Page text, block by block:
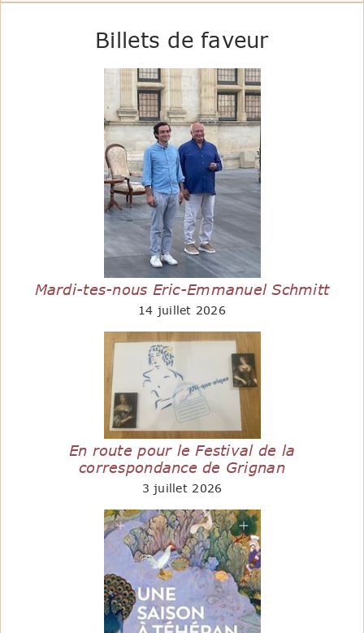
Billets de faveur
Mardi-tes-nous Eric-Emmanuel Schmitt
14 juillet 2026
En route pour le Festival de la
correspondance de Grignan
3 juillet 2026